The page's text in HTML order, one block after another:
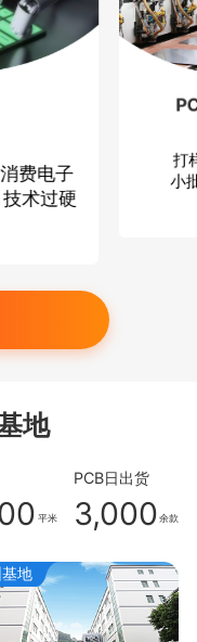
费电子
术过硬
打
小
地
平米
PCB日出货
3,000 余款
地